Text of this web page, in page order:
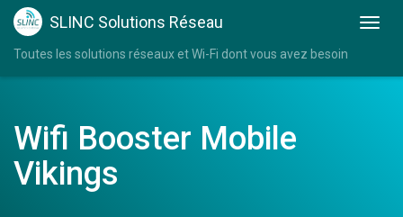
SLINC Solutions Réseau
Toutes les solutions réseaux et Wi-Fi dont vous avez besoin
Wifi Booster Mobile
Vikings